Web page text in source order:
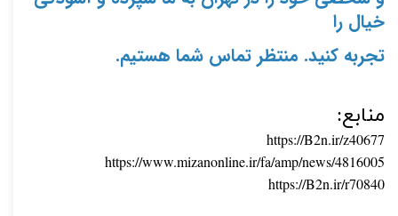
خیال را
تجربه کنید. منتظر تماس شما هستیم.
منابع:
https://B2n.ir/z40677
https://www.mizanonline.ir/fa/amp/news/4816005
https://B2n.ir/r70840